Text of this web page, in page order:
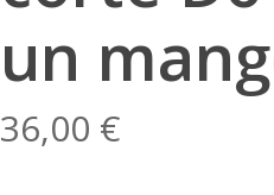
un
36,00 €